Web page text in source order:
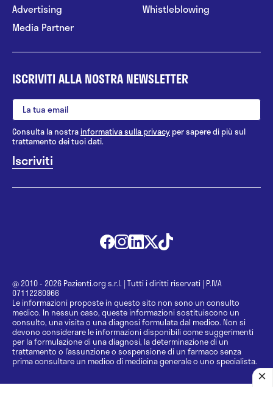
Advertising
Media Partner
Whistleblowing
ISCRIVITI ALLA NOSTRA NEWSLETTER
Consulta la nostrainformativa sulla privacy per sapere di più sul
trattamento dei tuoi dati.
@ 2010 - 2026 Pazienti.org s.r.l. | Tutti i diritti riservati | P.IVA
07112280966
Le informazioni proposte in questo sito non sono un consulto
medico. In nessun caso, queste informazioni sostituiscono un
consulto, una visita o una diagnosi formulata dal medico. Non si
devono considerare le informazioni disponibili come suggerimenti
per la formulazione di una diagnosi, la determinazione di un
trattamento o l’assunzione o sospensione di un farmaco senza
prima consultare un medico di medicina generale o uno specialista.